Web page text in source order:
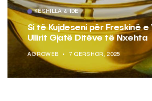
KËSHILLA & IDE
Si të Kujdeseni për Freskinë e
Ullirit Gjatë Ditëve të Nxehta
AGROWEB 7 QERSHOR, 2025